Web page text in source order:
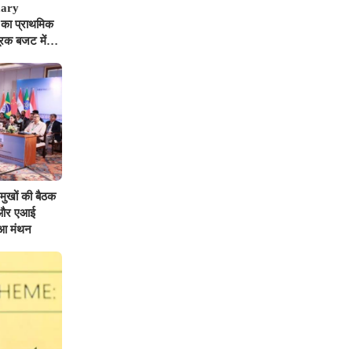
प्राथमिक
बजट में
की बैठक
एआई
मंथन